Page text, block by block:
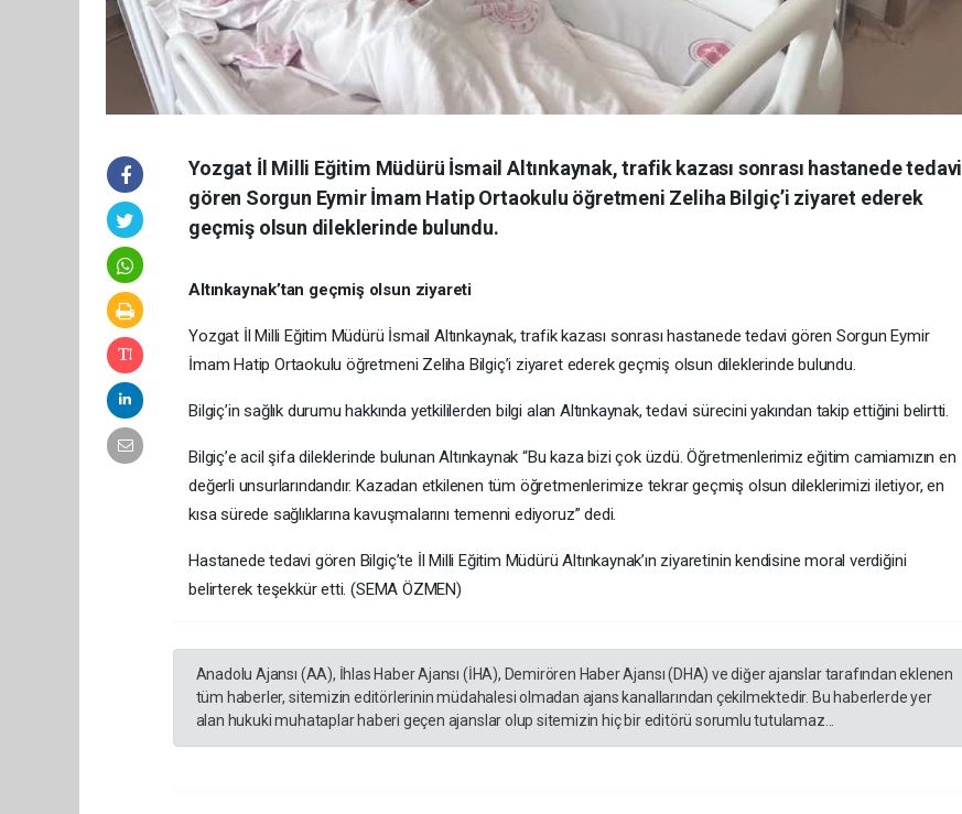
Yozgat İl Milli Eğitim Müdürü İsmail Altınkaynak, trafik kazası sonrası hastanede tedavi
gören Sorgun Eymir İmam Hatip Ortaokulu öğretmeni Zeliha Bilgiç’i ziyaret ederek
geçmiş olsun dileklerinde bulundu.
Altınkaynak’tan geçmiş olsun ziyareti
Yozgat İl Milli Eğitim Müdürü İsmail Altınkaynak, trafik kazası sonrası hastanede tedavi gören Sorgun Eymir
İmam Hatip Ortaokulu öğretmeni Zeliha Bilgiç’i ziyaret ederek geçmiş olsun dileklerinde bulundu.
Bilgiç’in sağlık durumu hakkında yetkililerden bilgi alan Altınkaynak, tedavi sürecini yakından takip ettiğini belirtti.
Bilgiç’e acil şifa dileklerinde bulunan Altınkaynak “Bu kaza bizi çok üzdü. Öğretmenlerimiz eğitim camiamızın en
değerli unsurlarındandır. Kazadan etkilenen tüm öğretmenlerimize tekrar geçmiş olsun dileklerimizi iletiyor, en
kısa sürede sağlıklarına kavuşmalarını temenni ediyoruz” dedi.
Hastanede tedavi gören Bilgiç’te İl Milli Eğitim Müdürü Altınkaynak’ın ziyaretinin kendisine moral verdiğini
belirterek teşekkür etti. (SEMA ÖZMEN)
Anadolu Ajansı (AA), İhlas Haber Ajansı (İHA), Demirören Haber Ajansı (DHA) ve diğer ajanslar tarafından eklenen
tüm haberler, sitemizin editörlerinin müdahalesi olmadan ajans kanallarından çekilmektedir. Bu haberlerde yer
alan hukuki muhataplar haberi geçen ajanslar olup sitemizin hiç bir editörü sorumlu tutulamaz...